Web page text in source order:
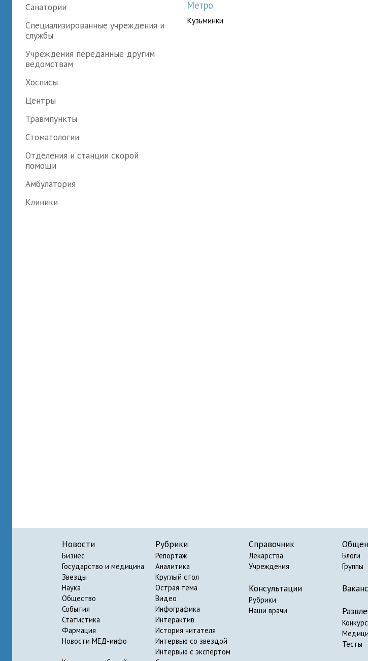
Санатории
Специализированные учреждения и
службы
Учреждения переданные другим
ведомствам
Хосписы
Центры
Травмпункты
Стоматологии
Отделения и станции скорой
помощи
Амбулатория
Клиники
Метро
Кузьминки
Новости
Бизнес
Государство и медицина
Звезды
Наука
Общество
События
Статистика
Фармация
Новости МЕД-инфо
Рубрики
Репортаж
Аналитика
Круглый стол
Острая тема
Видео
Инфографика
Интерактив
История читателя
Интервью со звездой
Интервью с экспертом
Справочник
Лекарства
Учреждения
Консультации
Рубрики
Наши врачи
Блоги
Группы
Тесты